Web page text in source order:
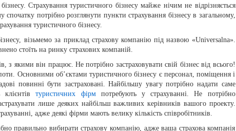
Страхування туристичного бізнесу майже нічим не відрізняється
спочатку потрібно розглянути пункти страхування бізнесу в загальному,
туристичного бізнесу.
візьмемо за приклад страхову компанію під назвою «Universalna».
стоїть на ринку страхових компаній.
з якими він працює. Не потрібно застраховувати свій бізнес від всього!
Основними об’єктами туристичного бізнесу є персонал, поміщення і
повинні бути застраховані. Найбільшу увагу потрібно надати саме
клієнтівтуристичних фірмпотребують у страхуванні. Не потрібно
лише деяких найбільш важливих керівників вашого проекту.
адже деякі фірми мають велику кількість співробітників.
правильно вибирати страхову компанію, адже ваша страхова компанія